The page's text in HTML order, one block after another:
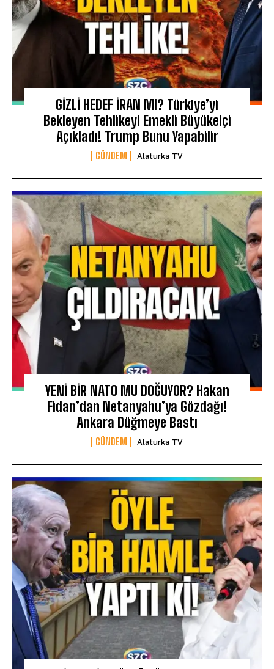
GİZLİ HEDEF İRAN MI? Türkiye’yi
Bekleyen Tehlikeyi Emekli Büyükelçi
Açıkladı! Trump Bunu Yapabilir
GÜNDEM Alaturka TV
YENİ BİR NATO MU DOĞUYOR? Hakan
Fidan’dan Netanyahu’ya Gözdağı!
Ankara Düğmeye Bastı
GÜNDEM Alaturka TV